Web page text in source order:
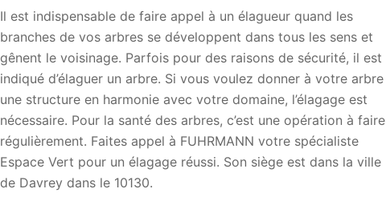
Il est indispensable de faire appel à un élagueur quand les
branches de vos arbres se développent dans tous les sens et
gênent le voisinage. Parfois pour des raisons de sécurité, il est
indiqué d’élaguer un arbre. Si vous voulez donner à votre arbre
une structure en harmonie avec votre domaine, l’élagage est
nécessaire. Pour la santé des arbres, c’est une opération à faire
régulièrement. Faites appel à FUHRMANN votre spécialiste
Espace Vert pour un élagage réussi. Son siège est dans la ville
de Davrey dans le 10130.